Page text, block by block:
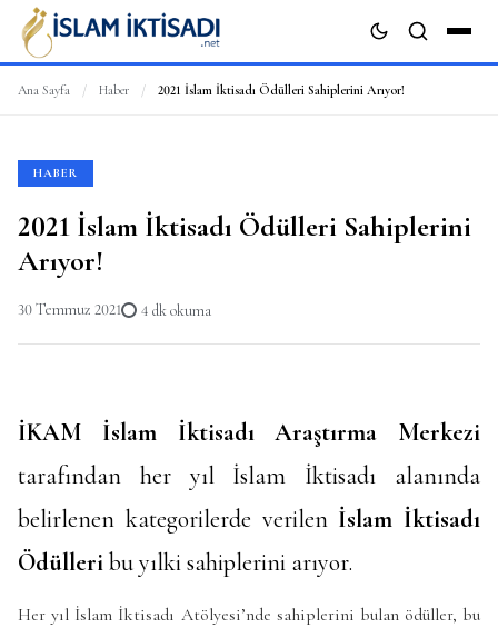
Ana Sayfa / Haber / 2021 İslam İktisadı Ödülleri Sahiplerini Arıyor!
HABER
2021 İslam İktisadı Ödülleri Sahiplerini
Arıyor!
30 Temmuz 2021 4 dk okuma
İKAM İslam İktisadı Araştırma Merkezi
tarafından her yıl İslam İktisadı alanında
belirlenen kategorilerde verilen İslam İktisadı
Ödülleribu yılki sahiplerini arıyor.
Her yıl İslam İktisadı Atölyesi’nde sahiplerini bulan ödüller, bu